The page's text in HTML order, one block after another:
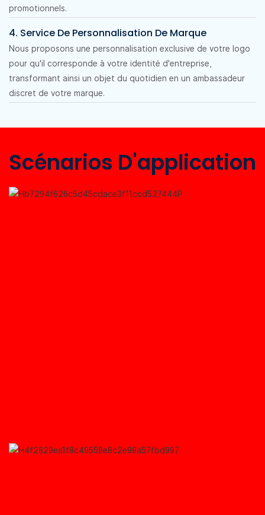
promotionnels.
4. Service De Personnalisation De Marque
Nous proposons une personnalisation exclusive de votre logo
pour qu'il corresponde à votre identité d'entreprise,
transformant ainsi un objet du quotidien en un ambassadeur
discret de votre marque.
Scénarios D'application